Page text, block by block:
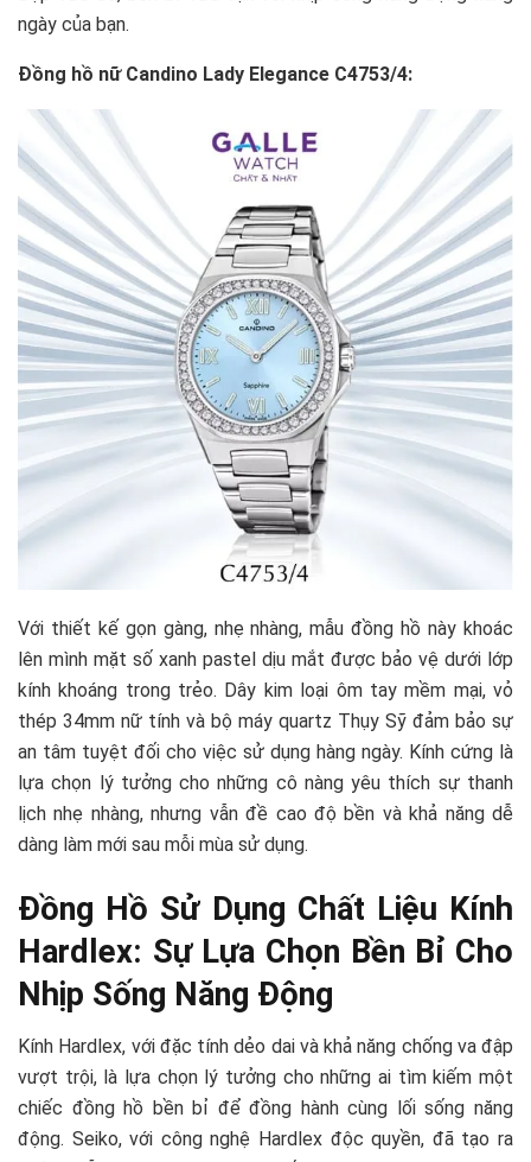
ngày của bạn.
Đồng hồ nữ Candino Lady Elegance C4753/4:
Với thiết kế gọn gàng, nhẹ nhàng, mẫu đồng hồ này khoác
lên mình mặt số xanh pastel dịu mắt được bảo vệ dưới lớp
kính khoáng trong trẻo. Dây kim loại ôm tay mềm mại, vỏ
thép 34mm nữ tính và bộ máy quartz Thụy Sỹ đảm bảo sự
an tâm tuyệt đối cho việc sử dụng hàng ngày. Kính cứng là
lựa chọn lý tưởng cho những cô nàng yêu thích sự thanh
lịch nhẹ nhàng, nhưng vẫn đề cao độ bền và khả năng dễ
dàng làm mới sau mỗi mùa sử dụng.
Đồng Hồ Sử Dụng Chất Liệu Kính
Hardlex: Sự Lựa Chọn Bền Bỉ Cho
Nhịp Sống Năng Động
Kính Hardlex, với đặc tính dẻo dai và khả năng chống va đập
vượt trội, là lựa chọn lý tưởng cho những ai tìm kiếm một
chiếc đồng hồ bền bỉ để đồng hành cùng lối sống năng
động. Seiko, với công nghệ Hardlex độc quyền, đã tạo ra